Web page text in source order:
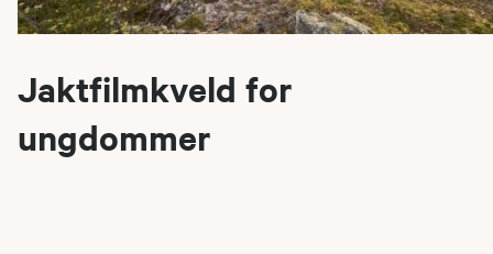
Jaktfilmkveld for
ungdommer